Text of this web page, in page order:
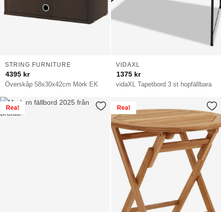
Överskåp 58x30x42cm Mörk EK
STRING FURNITURE
4395 kr
vidaXL Tapetbord 3 st hopfällbara
VIDAXL
1375 kr
Rea! Rea!